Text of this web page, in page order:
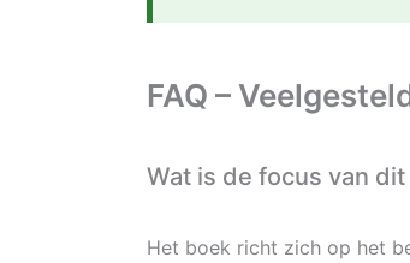
FAQ –
Wat is de focus van
Het boek richt zich op het